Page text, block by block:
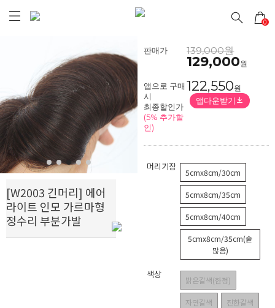
0
Prev Next
[W2003 긴머리] 에어
라이트 인모 가르마형
정수리 부분가발
판매가 139,000원
129,000원
앱으로 구매
시
최종할인가
(5% 추가할
인)
122,550원
앱다운받기
머리기장
5cmx8cm/30cm
5cmx8cm/35cm
5cmx8cm/40cm
5cmx8cm/35cm(숱
많음)
색상
밝은갈색(한정)
자연갈색 진한갈색